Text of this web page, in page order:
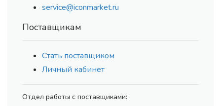
service@iconmarket.ru
Поставщикам
Стать поставщиком
Личный кабинет
Отдел работы с поставщиками: